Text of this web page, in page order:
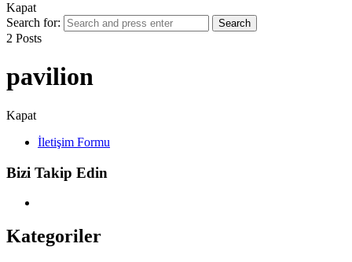
Kapat
Search for:
Search
2 Posts
pavilion
Kapat
İletişim Formu
Bizi Takip Edin
Kategoriler